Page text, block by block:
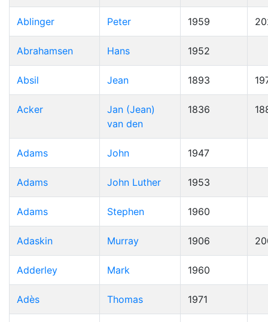
Ablinger Peter 1959
Abrahamsen Hans 1952
Absil Jean 1893
Acker
Jan (Jean)
van den
1836
Adams John 1947
Adams John Luther 1953
Adams Stephen 1960
Adaskin Murray 1906
Adderley Mark 1960
Adès Thomas 1971